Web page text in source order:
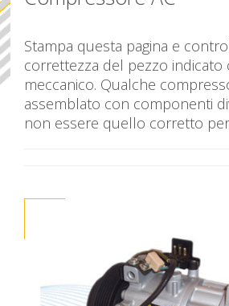
Stampa questa pagina e
correttezza del pezzo indicato
meccanico. Qualche
assemblato con componenti
non essere quello corretto